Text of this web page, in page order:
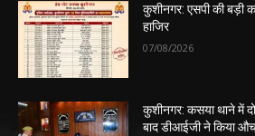
कुशीनगर: एसपी की बड़ी
हाजिर
07/08/2026
कुशीनगर: कसया थाने में दो
बाद डीआईजी ने किया